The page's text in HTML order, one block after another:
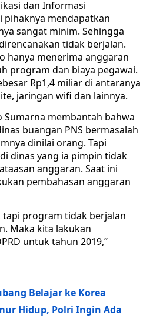
dan Informasi
mendapatkan
sangat minim. Sehingga
tidak berjalan.
hanya menerima anggaran
program dan biaya pegawai.
Rp1,4 miliar di antaranya
jaringan wifi dan lainnya.
Sumarna membantah bahwa
buangan PNS bermasalah
dinilai orang. Tapi
dinas yang ia pimpin tidak
anggaran. Saat ini
pembahasan anggaran
tapi program tidak berjalan
Maka kita lakukan
untuk tahun 2019,”
Belajar ke Korea
Hidup, Polri Ingin Ada